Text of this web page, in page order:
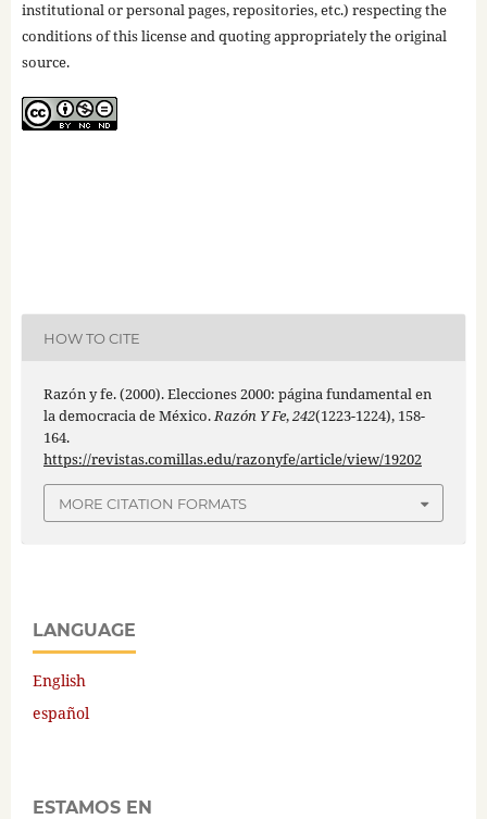
institutional or personal pages, repositories, etc.) respecting the
conditions of this license and quoting appropriately the original
source.
HOW TO CITE
Razón y fe. (2000). Elecciones 2000: página fundamental en
la democracia de México.Razón Y Fe,242(1223-1224), 158-
164.
https://revistas.comillas.edu/razonyfe/article/view/19202
MORE CITATION FORMATS
LANGUAGE
English
español
ESTAMOS EN